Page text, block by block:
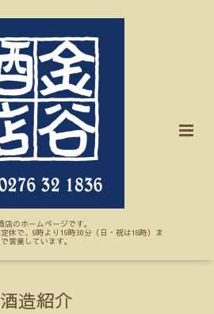
店のホームページです。
休で、9時より19時30分（日・祝は18時）ま
で営業しています。
酒造紹介